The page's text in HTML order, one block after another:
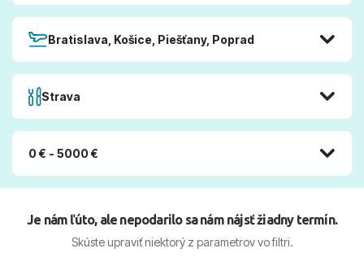
Bratislava, Košice, Piešťany, Poprad
Strava
0 € - 5000 €
Je nám ľúto, ale nepodarilo sa nám nájsť žiadny termín.
Skúste upraviť niektorý z parametrov vo filtri.